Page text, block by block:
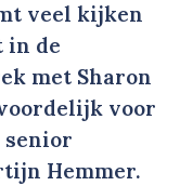
veel kijken
in de
met Sharon
voor
senior
Hemmer.